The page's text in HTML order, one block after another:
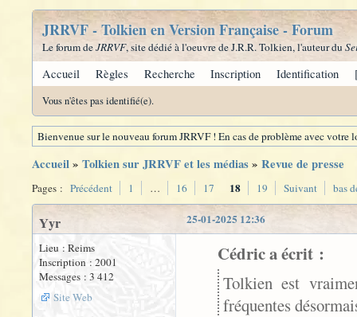
JRRVF - Tolkien en Version Française - Forum
Le forum deJRRVF, site dédié à l'oeuvre de J.R.R. Tolkien, l'auteur du
Accueil Règles Recherche Inscription Identification
Vous n'êtes pas identifié(e).
Bienvenue sur le nouveau forum JRRVF ! En cas de problème avec
Accueil» Tolkien sur JRRVF et les médias» Revue de presse
Pages : Précédent 1 … 16 17 18 19 Suivant bas
25-01-2025 12:36
Yyr
Lieu : Reims
Inscription : 2001
Messages : 3 412
Site Web
Cédric a écrit :
Tolkien est
fréquentes